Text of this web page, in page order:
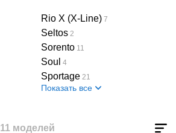
Rio X (X-Line) 7
Seltos 2
Sorento 11
Soul 4
Sportage 21
Показать все
11 моделей